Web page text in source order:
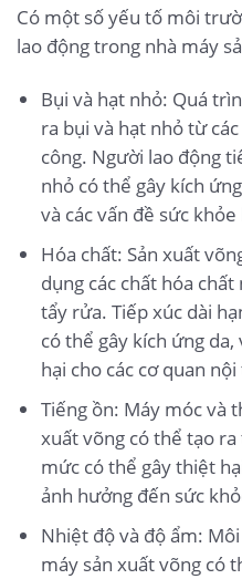
Có một số yếu tố môi
lao động trong nhà máy
Bụi và hạt nhỏ: Quá
ra bụi và hạt nhỏ từ
công. Người lao động
nhỏ có thể gây kích
và các vấn đề sức khỏe
Hóa chất: Sản xuất
dụng các chất hóa
tẩy rửa. Tiếp xúc dài
có thể gây kích ứng
hại cho các cơ quan nội
Tiếng ồn: Máy móc và
xuất võng có thể tạo
mức có thể gây thiệt
ảnh hưởng đến sức
Nhiệt độ và độ ẩm:
máy sản xuất võng có